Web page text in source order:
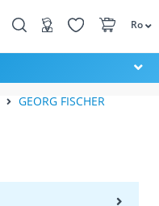
Ro
GEORG FISCHER